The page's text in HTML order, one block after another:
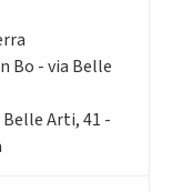
Bo - via Belle
Arti, 41 -